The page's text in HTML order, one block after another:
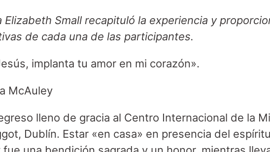
Elizabeth Small recapituló la experiencia y
de cada una de las participantes.
implanta tu amor en mi corazón».
McAuley
lleno de gracia al Centro Internacional de la
Dublín. Estar «en casa» en presencia del